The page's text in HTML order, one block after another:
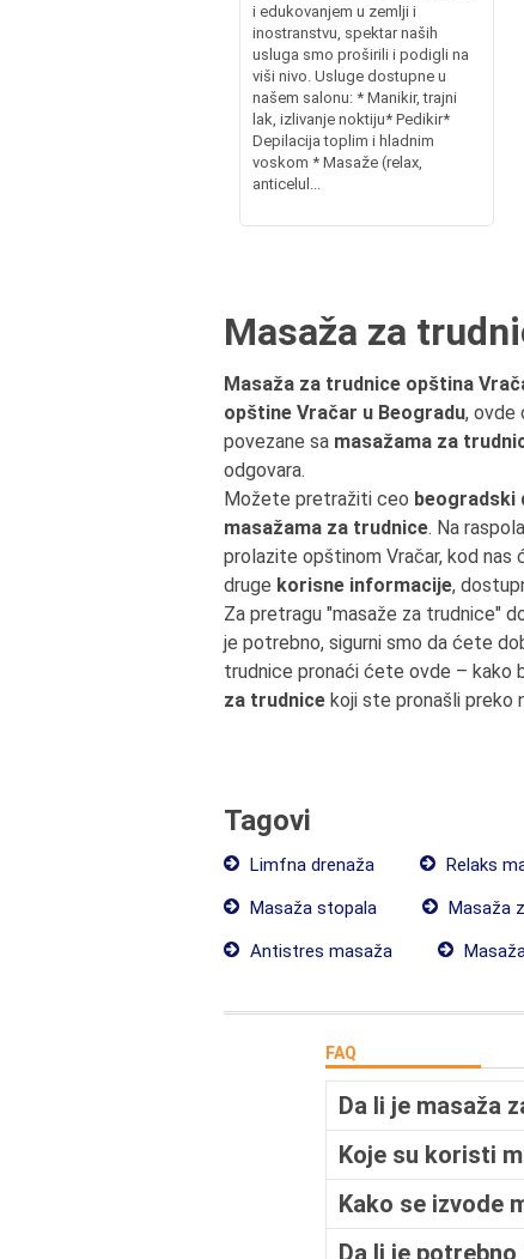
i edukovanjem u zemlji i
inostranstvu, spektar naših
usluga smo proširili i podigli na
viši nivo. Usluge dostupne u
našem salonu: * Manikir, trajni
lak, izlivanje noktiju* Pedikir*
Depilacija toplim i hladnim
voskom * Masaže (relax,
anticelul...
Masaža za
Masaža za trudnice opština
opštine Vračar u Beogradu, ovde
povezane sa masažama za
odgovara.
Možete pretražiti ceo beogradski
masažama za trudnice. Na
prolazite opštinom Vračar, kod
druge korisne informacije,
Za pretragu "masaže za trudnice"
je potrebno, sigurni smo da ćete
trudnice pronaći ćete ovde – kako
za trudnice koji ste pronašli preko
Tagovi
Limfna drenaža Relaks
Masaža stopala
Masaža
Antistres masaža
FAQ
Da li je masaža
Koje su koristi
Kako se izvode
Da li je